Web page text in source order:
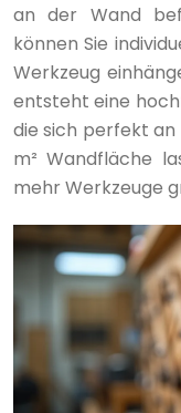
an der Wand
können Sie
Werkzeug
entsteht eine
die sich perfekt an
m² Wandfläche
mehr Werkzeuge